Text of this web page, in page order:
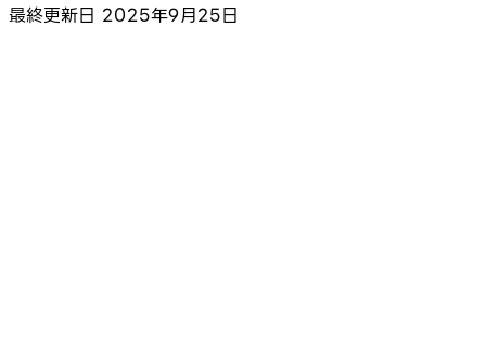
最終更新日 2025年9月25日